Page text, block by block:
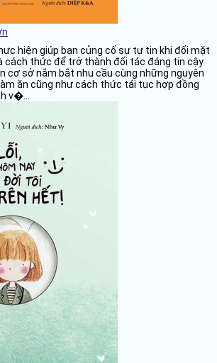
hiện giúp bạn củng cố sự tự tin khi đối mặt
cách thức để trở thành đối tác đáng tin cậy
cơ sở nắm bắt nhu cầu cùng những nguyên
ăn cũng như cách thức tái tục hợp đồng
v�...